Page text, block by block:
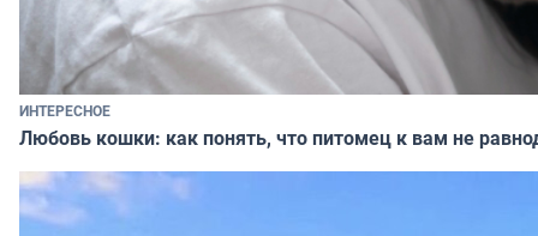
ИНТЕРЕСНОЕ
Любовь кошки: как понять, что питомец к вам не